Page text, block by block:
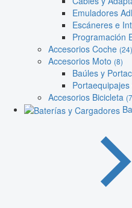
Emuladores
Escáneres e
Programación
Accesorios Coche (24)
Accesorios Moto (8)
Baúles y
Accesorios Bicicleta